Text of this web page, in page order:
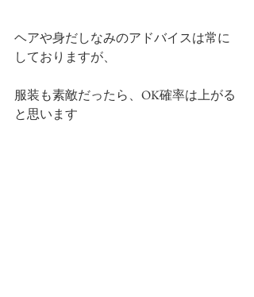
ヘアや身だしなみのアドバイスは常に
しておりますが、
服装も素敵だったら、OK確率は上がる
と思います